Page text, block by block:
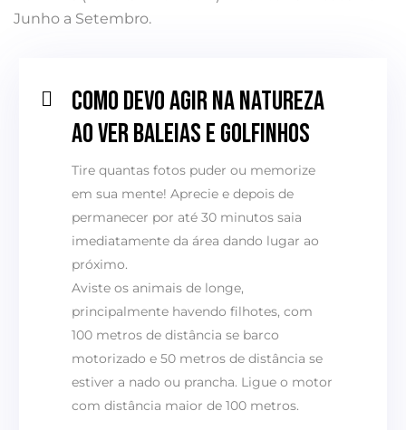
Junho a Setembro.
Como devo agir na natureza
ao ver baleias e golfinhos
Tire quantas fotos puder ou memorize
em sua mente! Aprecie e depois de
permanecer por até 30 minutos saia
imediatamente da área dando lugar ao
próximo.
Aviste os animais de longe,
principalmente havendo filhotes, com
100 metros de distância se barco
motorizado e 50 metros de distância se
estiver a nado ou prancha. Ligue o motor
com distância maior de 100 metros.